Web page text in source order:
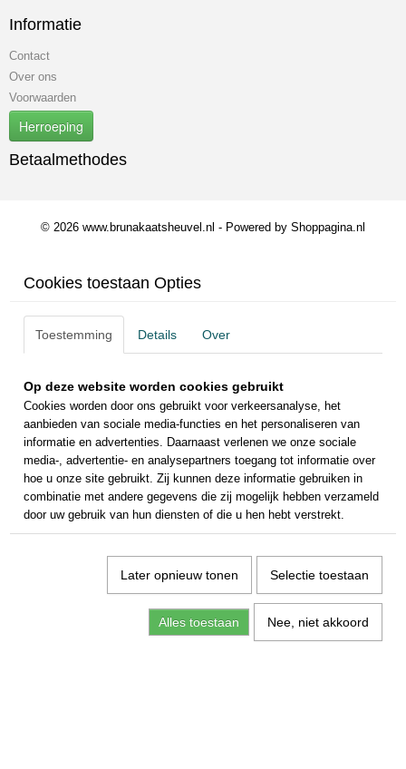
Informatie
Contact
Over ons
Voorwaarden
Herroeping
Betaalmethodes
© 2026 www.brunakaatsheuvel.nl - Powered by Shoppagina.nl
Cookies toestaan Opties
Toestemming Details Over
Op deze website worden cookies gebruikt
Cookies worden door ons gebruikt voor verkeersanalyse, het
aanbieden van sociale media-functies en het personaliseren van
informatie en advertenties. Daarnaast verlenen we onze sociale
media-, advertentie- en analysepartners toegang tot informatie over
hoe u onze site gebruikt. Zij kunnen deze informatie gebruiken in
combinatie met andere gegevens die zij mogelijk hebben verzameld
door uw gebruik van hun diensten of die u hen hebt verstrekt.
Later opnieuw tonen Selectie toestaan
Alles toestaan Nee, niet akkoord